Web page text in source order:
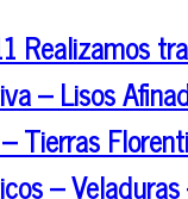
Realizamos
– Lisos
Tierras
–